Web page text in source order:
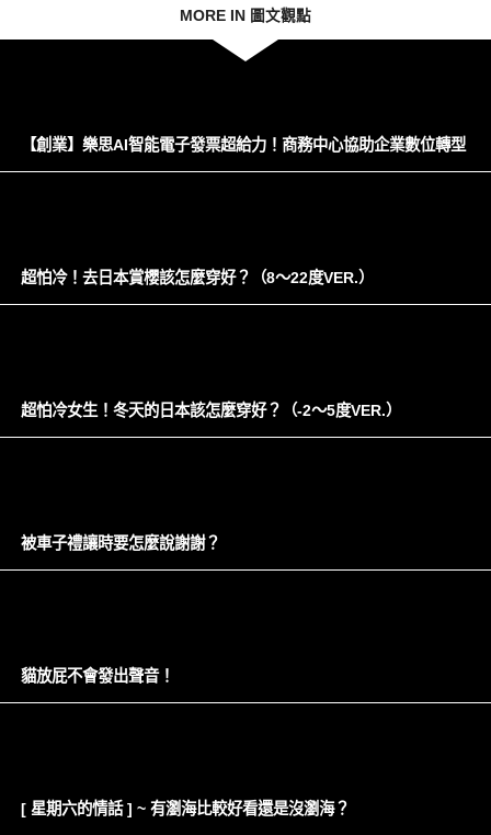
MORE IN 圖文觀點
【創業】樂思AI智能電子發票超給力！商務中心協助企業數位轉型
超怕冷！去日本賞櫻該怎麼穿好？（8～22度VER.）
超怕冷女生！冬天的日本該怎麼穿好？（-2～5度VER.）
被車子禮讓時要怎麼說謝謝？
貓放屁不會發出聲音！
[ 星期六的情話 ] ~ 有瀏海比較好看還是沒瀏海？